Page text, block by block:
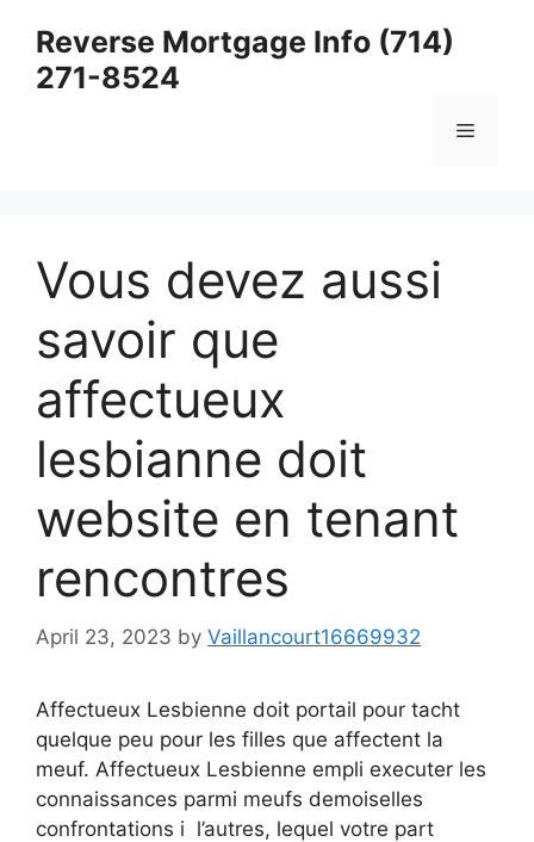
content
Reverse Mortgage Info (714)
271-8524
Menu
Vous devez aussi
savoir que
affectueux
lesbianne doit
website en tenant
rencontres
April 23, 2023 by Vaillancourt16669932
Affectueux Lesbienne doit portail pour tacht
quelque peu pour les filles que affectent la
meuf. Affectueux Lesbienne empli executer les
connaissances parmi meufs demoiselles
confrontations i l’autres, lequel votre part